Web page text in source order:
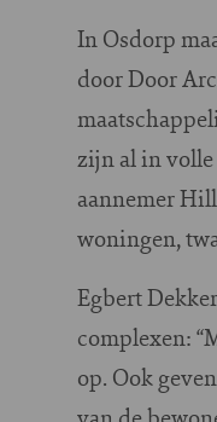
In Osdorp
door Door
zijn al in volle
aannemer
woningen,
Egbert
complexen:
op. Ook